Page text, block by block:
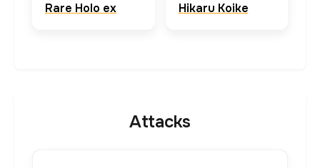
Rare Holo ex Hikaru Koike
Attacks